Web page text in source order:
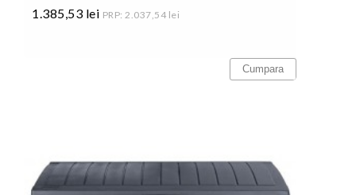
1.385,53 lei PRP: 2.037,54 lei
Cumpara